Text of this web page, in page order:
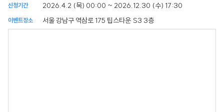
신청기간 2026.4.2 (목) 00:00 ~ 2026.12.30 (수) 17:30
이벤트장소 서울 강남구 역삼로 175 팁스타운 S3 3층